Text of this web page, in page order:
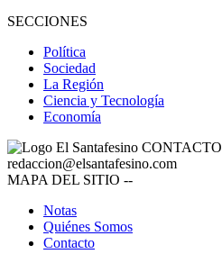
SECCIONES
Política
Sociedad
La Región
Ciencia y Tecnología
Economía
CONTACTO
redaccion@elsantafesino.com
MAPA DEL SITIO --
Notas
Quiénes Somos
Contacto